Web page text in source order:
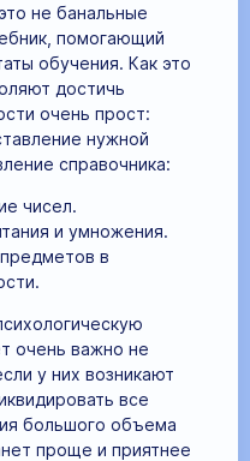
не банальные
помогающий
обучения. Как это
достичь
очень прост:
нужной
справочника:
чисел.
и умножения.
в
очень важно не
у них возникают
все
большого объема
проще и приятнее